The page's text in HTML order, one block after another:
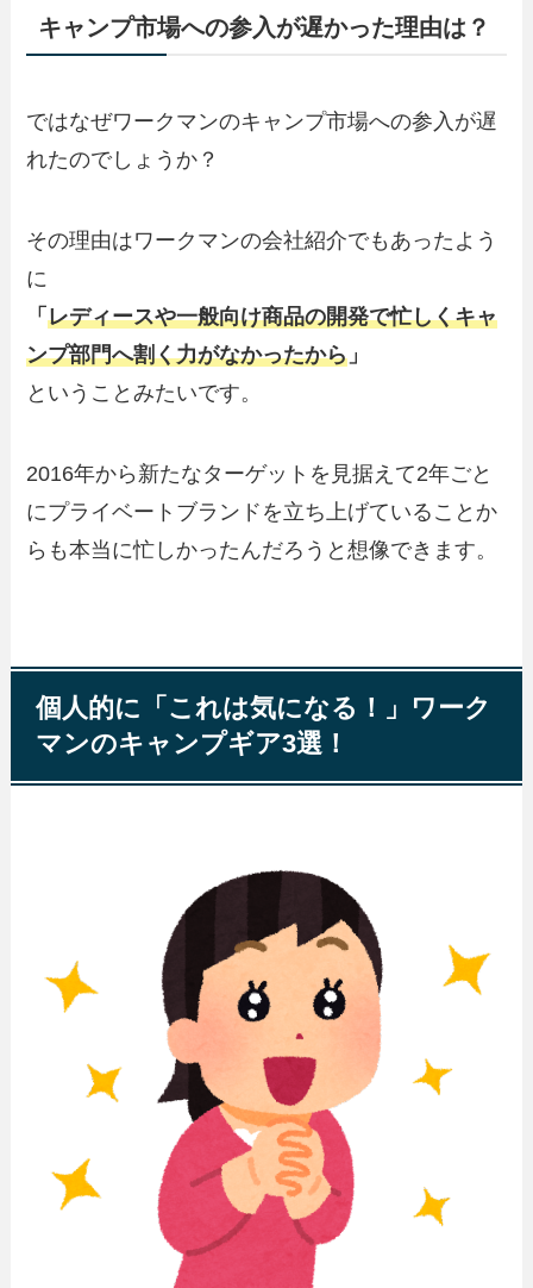
キャンプ市場への参入が遅かった理由は？
ではなぜワークマンのキャンプ市場への参入が遅
れたのでしょうか？
その理由はワークマンの会社紹介でもあったよう
に
「レディースや一般向け商品の開発で忙しくキャ
ンプ部門へ割く力がなかったから 」
ということみたいです。
2016年から新たなターゲットを見据えて2年ごと
にプライベートブランドを立ち上げていることか
らも本当に忙しかったんだろうと想像できます。
個人的に「これは気になる！」ワーク
マンのキャンプギア3選！